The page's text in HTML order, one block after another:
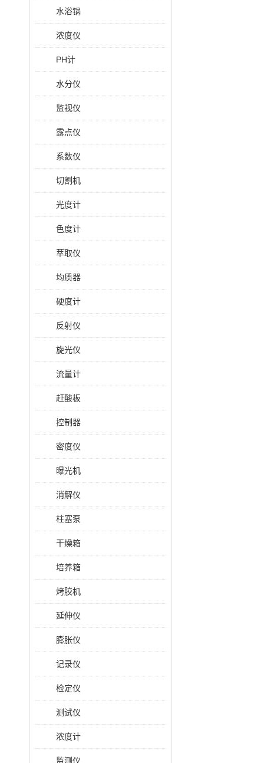
水浴锅
浓度仪
PH计
水分仪
监视仪
露点仪
系数仪
切割机
光度计
色度计
萃取仪
均质器
硬度计
反射仪
旋光仪
流量计
赶酸板
控制器
密度仪
曝光机
消解仪
柱塞泵
干燥箱
培养箱
烤胶机
延伸仪
膨胀仪
记录仪
检定仪
测试仪
浓度计
监测仪